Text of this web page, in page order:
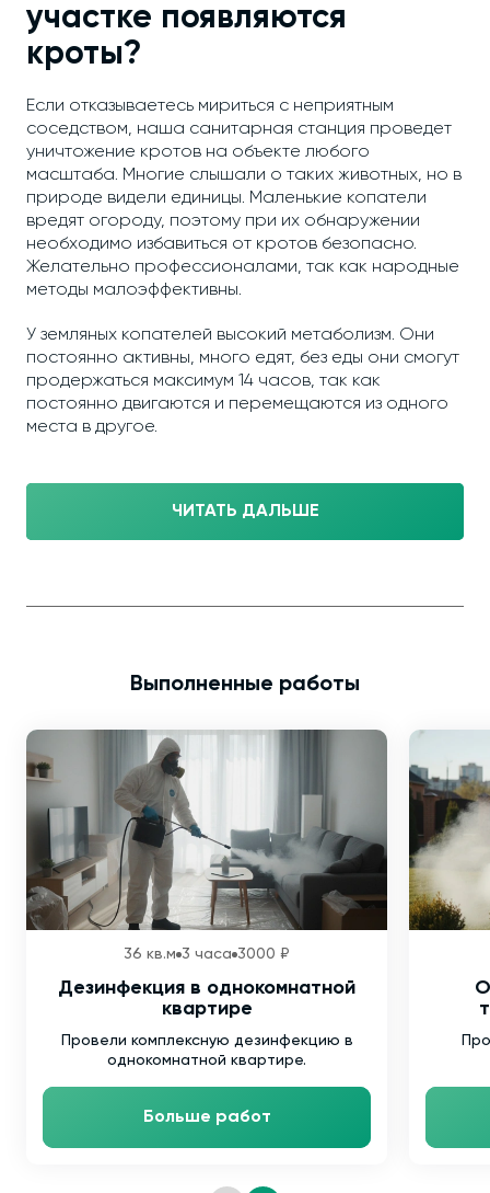
участке появляются
кроты?
Если отказываетесь мириться с неприятным
соседством, наша санитарная станция проведет
уничтожение кротов на объекте любого
масштаба. Многие слышали о таких животных, но в
природе видели единицы. Маленькие копатели
вредят огороду, поэтому при их обнаружении
необходимо избавиться от кротов безопасно.
Желательно профессионалами, так как народные
методы малоэффективны.
У земляных копателей высокий метаболизм. Они
постоянно активны, много едят, без еды они смогут
продержаться максимум 14 часов, так как
постоянно двигаются и перемещаются из одного
места в другое.
ЧИТАТЬ ДАЛЬШЕ
Выполненные работы
36 кв.м 3 часа 3000 ₽
Дезинфекция в однокомнатной
квартире
Провели комплексную дезинфекцию в
однокомнатной квартире.
Больше работ